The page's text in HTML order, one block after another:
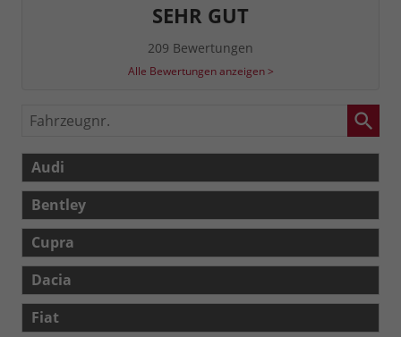
SEHR GUT
209 Bewertungen
Alle Bewertungen anzeigen >
Fahrzeugnr.
Audi
Bentley
Cupra
Dacia
Fiat